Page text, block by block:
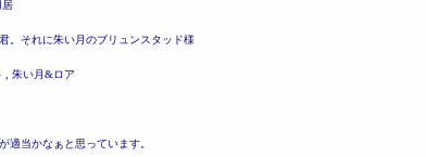
。それに朱い月のブリュンスタッド様
朱い月&ロア
適当かなぁと思っています。